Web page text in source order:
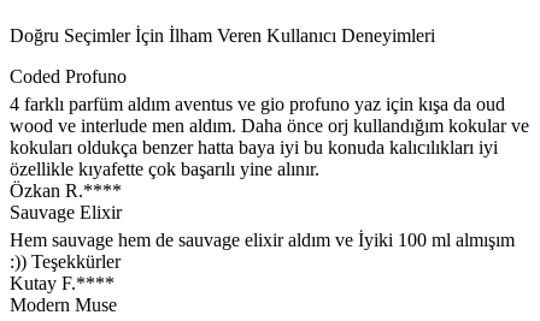
Doğru Seçimler İçin İlham Veren Kullanıcı Deneyimleri
Coded Profuno
4 farklı parfüm aldım aventus ve gio profuno yaz için kışa da oud
wood ve interlude men aldım. Daha önce orj kullandığım kokular ve
kokuları oldukça benzer hatta baya iyi bu konuda kalıcılıkları iyi
özellikle kıyafette çok başarılı yine alınır.
Özkan R.****
Sauvage Elixir
Hem sauvage hem de sauvage elixir aldım ve İyiki 100 ml almışım
:)) Teşekkürler
Kutay F.****
Modern Muse